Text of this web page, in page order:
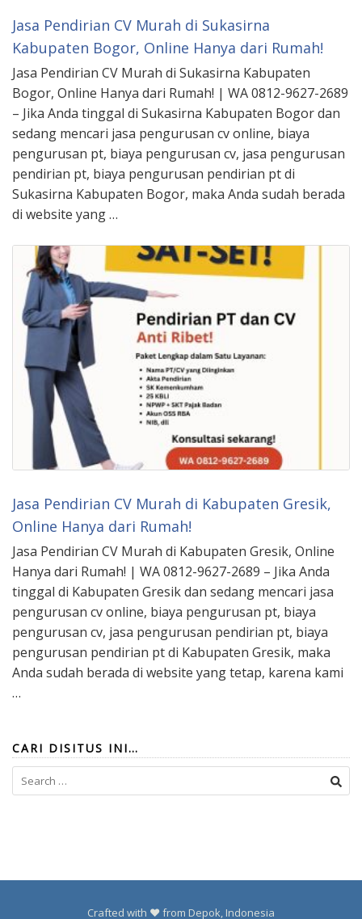
Jasa Pendirian CV Murah di Sukasirna
Kabupaten Bogor, Online Hanya dari Rumah!
Jasa Pendirian CV Murah di Sukasirna Kabupaten
Bogor, Online Hanya dari Rumah! | WA 0812-9627-2689
– Jika Anda tinggal di Sukasirna Kabupaten Bogor dan
sedang mencari jasa pengurusan cv online, biaya
pengurusan pt, biaya pengurusan cv, jasa pengurusan
pendirian pt, biaya pengurusan pendirian pt di
Sukasirna Kabupaten Bogor, maka Anda sudah berada
di website yang …
Jasa Pendirian CV Murah di Kabupaten Gresik,
Online Hanya dari Rumah!
Jasa Pendirian CV Murah di Kabupaten Gresik, Online
Hanya dari Rumah! | WA 0812-9627-2689 – Jika Anda
tinggal di Kabupaten Gresik dan sedang mencari jasa
pengurusan cv online, biaya pengurusan pt, biaya
pengurusan cv, jasa pengurusan pendirian pt, biaya
pengurusan pendirian pt di Kabupaten Gresik, maka
Anda sudah berada di website yang tetap, karena kami
…
CARI DISITUS INI…
Search
for:
Crafted with ❤️ from Depok, Indonesia